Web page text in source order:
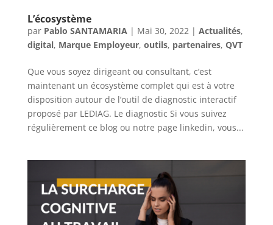
L’écosystème
par Pablo SANTAMARIA | Mai 30, 2022 | Actualités,
digital, Marque Employeur, outils, partenaires, QVT
Que vous soyez dirigeant ou consultant, c’est
maintenant un écosystème complet qui est à votre
disposition autour de l’outil de diagnostic interactif
proposé par LEDIAG. Le diagnostic Si vous suivez
régulièrement ce blog ou notre page linkedin, vous...